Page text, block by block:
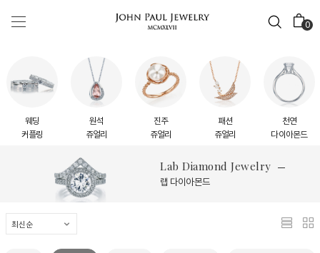
0
웨딩
커플링
원석
쥬얼리
진주
쥬얼리
패션
쥬얼리
천연
다이아몬드
Lab Diamond Jewelry
랩 다이아몬드